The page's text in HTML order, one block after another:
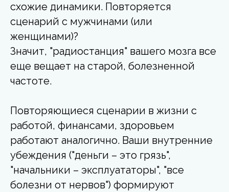
схожие динамики. Повторяется
сценарий с мужчинами (или
женщинами)?
Значит, "радиостанция" вашего мозга все
еще вещает на старой, болезненной
частоте.
Повторяющиеся сценарии в жизни с
работой, финансами, здоровьем
работают аналогично. Ваши внутренние
убеждения ("деньги – это грязь",
"начальники – эксплуататоры", "все
болезни от нервов") формируют